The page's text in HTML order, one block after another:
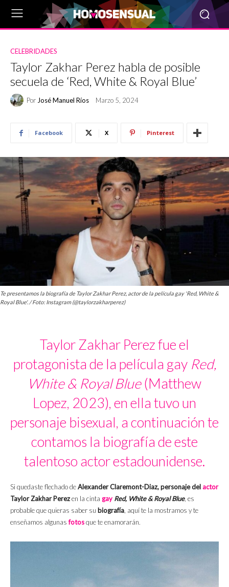
CELEBRIDADES
Taylor Zakhar Perez habla de posible
secuela de ‘Red, White & Royal Blue’
Por José Manuel Ríos Marzo 5, 2024
Facebook X Pinterest
Te presentamos la biografía de Taylor Zakhar Perez, actor de la película gay 'Red, White &
Royal Blue'. / Foto: Instagram (@taylorzakharperez)
Taylor Zakhar Perez fue el
protagonista de la película gay Red,
White & Royal Blue(Matthew
Lopez, 2023), en ella tuvo un
personaje bisexual, a continuación te
contamos la biografía de este
talentoso actor estadounidense.
Si quedaste flechado deAlexander Claremont-Diaz, personaje del actor
Taylor Zakhar Perezen la cinta gay Red, White & Royal Blue, es
probable que quieras saber su biografía, aquí te la mostramos y te
enseñamos algunasfotosque te enamorarán.